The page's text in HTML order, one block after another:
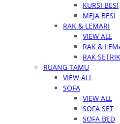
KURSI BESI
MEJA BESI
RAK & LEMARI
VIEW ALL
RAK &
RAK
RUANG TAMU
VIEW ALL
SOFA
VIEW ALL
SOFA SET
SOFA BED